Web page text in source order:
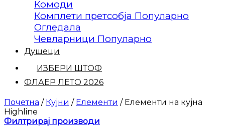
Комоди
Комплети претсобја
Огледала
Чевларници
Душеци
ИЗБЕРИ ШТОФ
ФЛАЕР ЛЕТО 2026
Почетна / Кујни / Елементи /Елементи на кујна
Highline
Филтрирај производи